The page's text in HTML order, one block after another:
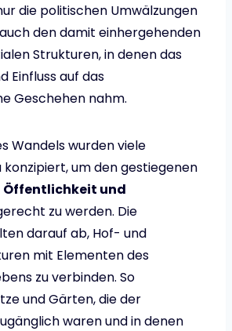
die politischen Umwälzungen
den damit einhergehenden
Strukturen, in denen das
Einfluss auf das
Geschehen nahm.
Wandels wurden viele
konzipiert, um den gestiegenen
Öffentlichkeit und
zu werden. Die
darauf ab, Hof- und
mit Elementen des
zu verbinden. So
und Gärten, die der
waren und in denen